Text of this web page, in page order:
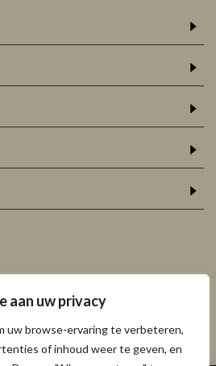
aan uw privacy
uw browse-ervaring te verbeteren,
of inhoud weer te geven, en